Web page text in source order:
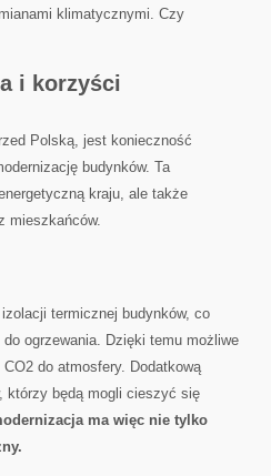
klimatycznymi. Czy⁢
i korzyści
Polską, jest konieczność
budynków. Ta⁣
kraju, ale także
mieszkańców.
termicznej budynków, co
ogrzewania. Dzięki temu możliwe
do atmosfery. Dodatkową
którzy będą mogli cieszyć się
ma więc ⁢nie tylko